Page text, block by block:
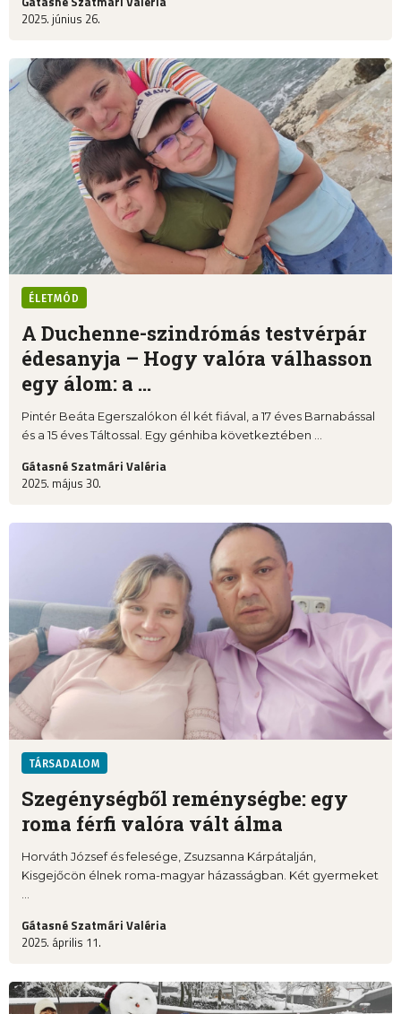
2025. június 26.
ÉLETMÓD
A Duchenne-szindrómás testvérpár
édesanyja – Hogy valóra válhasson
egy álom: a ...
Pintér Beáta Egerszalókon él két fiával, a 17 éves Barnabással
és a 15 éves Táltossal. Egy génhiba következtében ...
Gátasné Szatmári Valéria
2025. május 30.
TÁRSADALOM
Szegénységből reménységbe: egy
roma férfi valóra vált álma
Horváth József és felesége, Zsuzsanna Kárpátalján,
Kisgejőcön élnek roma-magyar házasságban. Két gyermeket
Gátasné Szatmári Valéria
2025. április 11.